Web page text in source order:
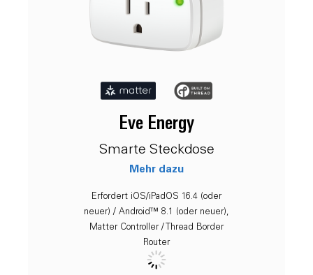
Eve Energy
Smarte Steckdose
Mehr dazu
Erfordert iOS/iPadOS 16.4 (oder
neuer) / Android™ 8.1 (oder neuer),
Matter Controller / Thread Border
Router